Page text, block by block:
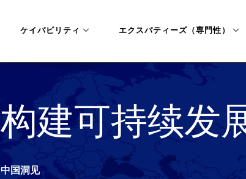
ケイパビリティ エクスパティーズ（専門性）
构建可持续发
中国洞见